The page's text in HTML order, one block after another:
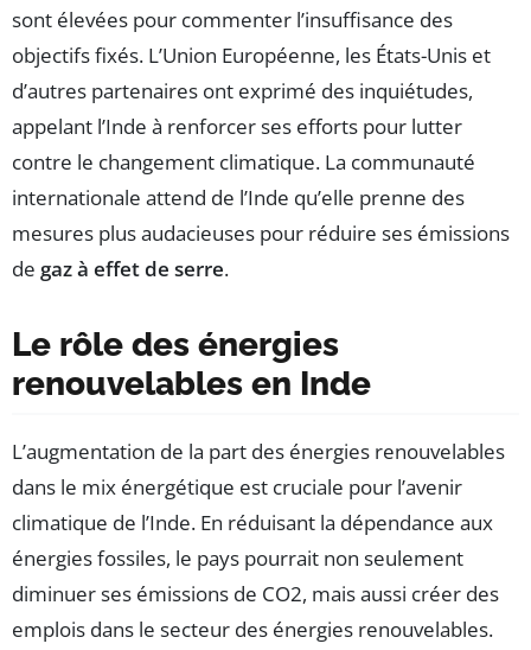
sont élevées pour commenter l’insuffisance des
objectifs fixés. L’Union Européenne, les États-Unis et
d’autres partenaires ont exprimé des inquiétudes,
appelant l’Inde à renforcer ses efforts pour lutter
contre le changement climatique. La communauté
internationale attend de l’Inde qu’elle prenne des
mesures plus audacieuses pour réduire ses émissions
de gaz à effet de serre.
Le rôle des énergies
renouvelables en Inde
L’augmentation de la part des énergies renouvelables
dans le mix énergétique est cruciale pour l’avenir
climatique de l’Inde. En réduisant la dépendance aux
énergies fossiles, le pays pourrait non seulement
diminuer ses émissions de CO2, mais aussi créer des
emplois dans le secteur des énergies renouvelables.